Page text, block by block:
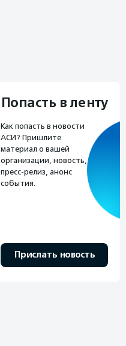
Попасть в ленту
Как попасть в новости
АСИ? Пришлите
материал о вашей
организации, новость,
пресс-релиз, анонс
события.
Прислать новость